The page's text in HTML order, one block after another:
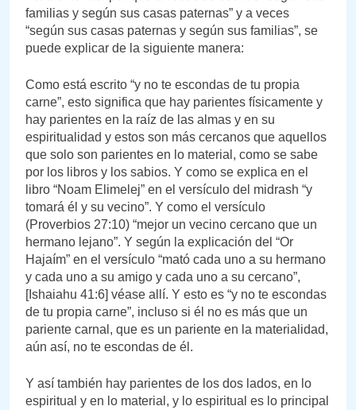
familias y según sus casas paternas” y a veces
“según sus casas paternas y según sus familias”, se
puede explicar de la siguiente manera:
Como está escrito “y no te escondas de tu propia
carne”, esto significa que hay parientes físicamente y
hay parientes en la raíz de las almas y en su
espiritualidad y estos son más cercanos que aquellos
que solo son parientes en lo material, como se sabe
por los libros y los sabios. Y como se explica en el
libro “Noam Elimelej” en el versículo del midrash “y
tomará él y su vecino”. Y como el versículo
(Proverbios 27:10) “mejor un vecino cercano que un
hermano lejano”. Y según la explicación del “Or
Hajaím” en el versículo “mató cada uno a su hermano
y cada uno a su amigo y cada uno a su cercano”,
[Ishaiahu 41:6] véase allí. Y esto es “y no te escondas
de tu propia carne”, incluso si él no es más que un
pariente carnal, que es un pariente en la materialidad,
aún así, no te escondas de él.
Y así también hay parientes de los dos lados, en lo
espiritual y en lo material, y lo espiritual es lo principal